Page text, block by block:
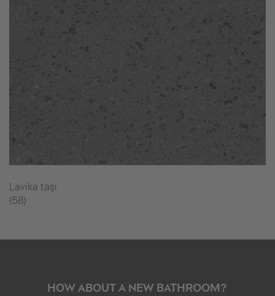
Lavika taşı
(58)
HOW ABOUT A NEW BATHROOM?